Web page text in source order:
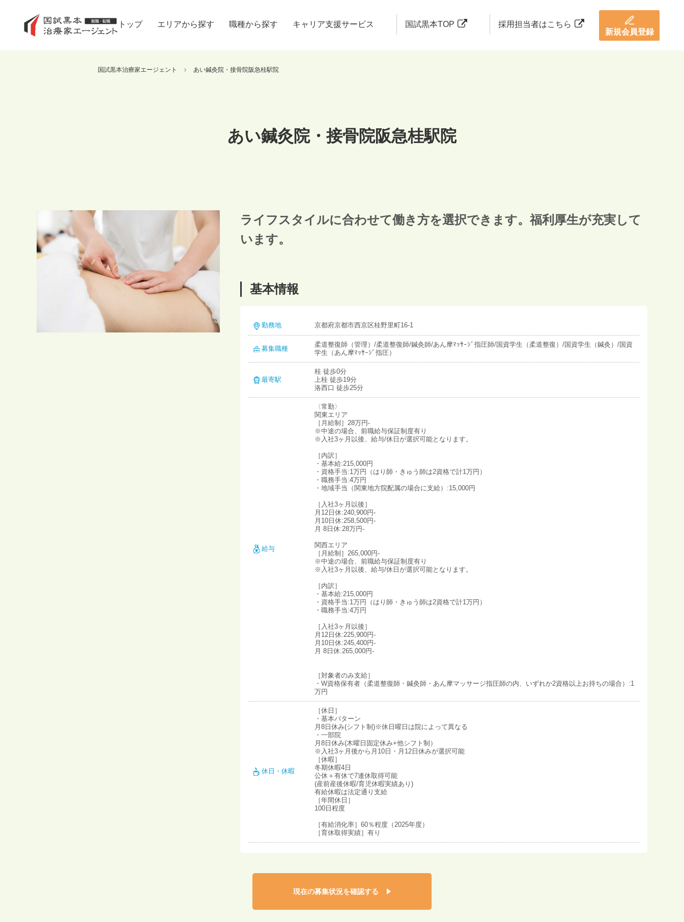
トップ エリアから探す 職種から探す キャリア支援サービス 国試黒本TOP
採用担当者はこちら
新規会員登録
国試黒本治療家エージェント あい鍼灸院・接骨院阪急桂駅院
あい鍼灸院・接骨院阪急桂駅院
ライフスタイルに合わせて働き方を選択できます。福利厚生が充実して
います。
基本情報
勤務地 京都府京都市西京区桂野里町16-1
募集職種
柔道整復師（管理）/柔道整復師/鍼灸師/あん摩ﾏｯｻｰｼﾞ指圧師/国資学生（柔道整復）/国資学生（鍼灸）/国資
学生（あん摩ﾏｯｻｰｼﾞ指圧）
最寄駅
桂 徒歩0分
上桂 徒歩19分
洛西口 徒歩25分
給与
〈常勤〉
関東エリア
［月給制］28万円-
※中途の場合、前職給与保証制度有り
※入社3ヶ月以後、給与/休日が選択可能となります。
［内訳］
・基本給:215,000円
・資格手当:1万円（はり師・きゅう師は2資格で計1万円）
・職務手当:4万円
・地域手当（関東地方院配属の場合に支給）:15,000円
［入社3ヶ月以後］
月12日休:240,900円-
月10日休:258,500円-
月 8日休:28万円-
関西エリア
［月給制］265,000円-
※中途の場合、前職給与保証制度有り
※入社3ヶ月以後、給与/休日が選択可能となります。
［内訳］
・基本給:215,000円
・資格手当:1万円（はり師・きゅう師は2資格で計1万円）
・職務手当:4万円
［入社3ヶ月以後］
月12日休:225,900円-
月10日休:245,400円-
月 8日休:265,000円-
［対象者のみ支給］
・W資格保有者（柔道整復師・鍼灸師・あん摩マッサージ指圧師の内、いずれか2資格以上お持ちの場合）:1
万円
休日・休暇
［休日］
・基本パターン
月8日休み(シフト制)※休日曜日は院によって異なる
・一部院
月8日休み(木曜日固定休み+他シフト制）
※入社3ヶ月後から月10日・月12日休みが選択可能
［休暇］
冬期休暇4日
公休＋有休で7連休取得可能
(産前産後休暇/育児休暇実績あり)
有給休暇は法定通り支給
［年間休日］
100日程度
［有給消化率］60％程度（2025年度）
［育休取得実績］有り
現在の募集状況を確認する